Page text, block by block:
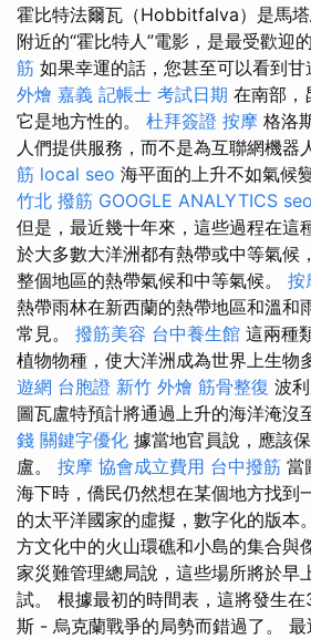
霍比特法爾瓦（Hobbitfalva）是馬塔
附近的“霍比特人”電影，是最受歡迎
筋 如果幸運的話，您甚至可以看到甘
外燴 嘉義 記帳士 考試日期 在南部，
它是地方性的。 杜拜簽證 按摩 格洛
人們提供服務，而不是為互聯網機器
筋 local seo 海平面的上升不如氣候
竹北 撥筋 GOOGLE ANALYTICS
但是，最近幾十年來，這些過程在這
於大多數大洋洲都有熱帶或中等氣候
整個地區的熱帶氣候和中等氣候。 按
熱帶雨林在新西蘭的熱帶地區和溫和
常見。 撥筋美容 台中養生館 這兩種
植物物種，使大洋洲成為世界上生物
遊網 台胞證 新竹 外燴 筋骨整復 波
圖瓦盧特預計將通過上升的海洋淹沒
錢 關鍵字優化 據當地官員說，應該
盧。 按摩 協會成立費用 台中撥筋 當
海下時，僑民仍然想在某個地方找到
的太平洋國家的虛擬，數字化的版本
方文化中的火山環礁和小島的集合與
家災難管理總局說，這些場所將於早
試。 根據最初的時間表，這將發生
斯 - 烏克蘭戰爭的局勢而錯過了。